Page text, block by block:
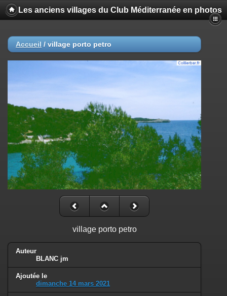
Les anciens villages du Club Méditerranée en photos
Accueil / village porto petro
village porto petro
Auteur
BLANC jm
Ajoutée le
dimanche 14 mars 2021